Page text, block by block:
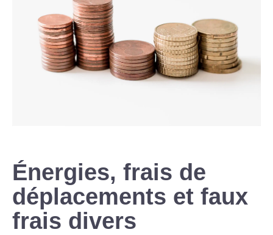
Énergies, frais de
déplacements et faux
frais divers